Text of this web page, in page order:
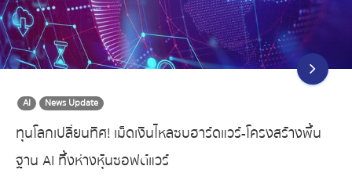
AI News Update
ทุนโลกเปลี่ยนทิศ! เม็ดเงินไหลซบฮาร์ดแวร์-โครงสร้างพื้น
ฐาน AI ทิ้งห่างหุ้นซอฟต์แวร์